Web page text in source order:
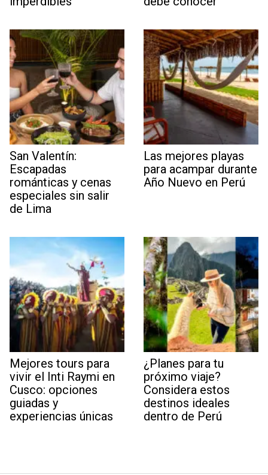
San Valentín:
Escapadas
románticas y cenas
especiales sin salir
de Lima
Las mejores playas
para acampar durante
Año Nuevo en Perú
Mejores tours para
vivir el Inti Raymi en
Cusco: opciones
guiadas y
experiencias únicas
¿Planes para tu
próximo viaje?
Considera estos
destinos ideales
dentro de Perú